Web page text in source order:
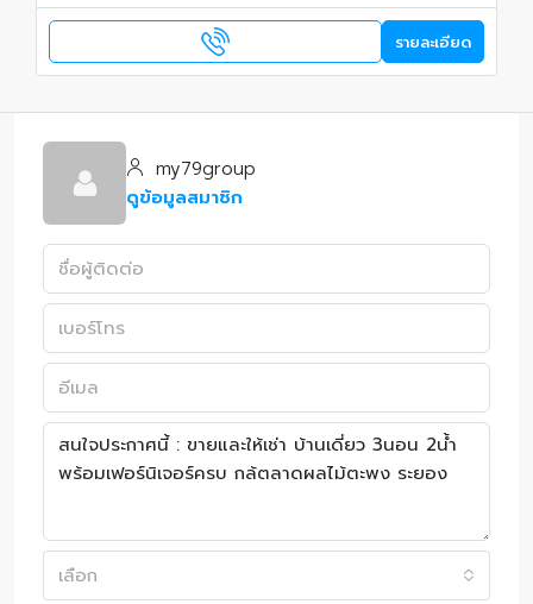
รายละเอียด
my79group
ดูข้อมูลสมาชิก
เลือก